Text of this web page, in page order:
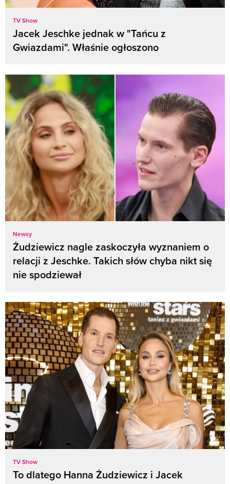
TV Show
Jacek Jeschke jednak w "Tańcu z
Gwiazdami". Właśnie ogłoszono
Newsy
Żudziewicz nagle zaskoczyła wyznaniem o
relacji z Jeschke. Takich słów chyba nikt się
nie spodziewał
TV Show
To dlatego Hanna Żudziewicz i Jacek